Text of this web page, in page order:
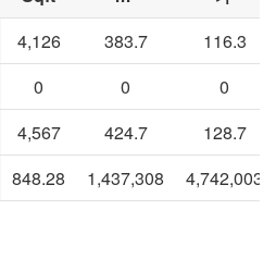
4,126 383.7
116.3
0 0
0
4,567 424.7
128.7
848.28 1,437,308 4,742,003